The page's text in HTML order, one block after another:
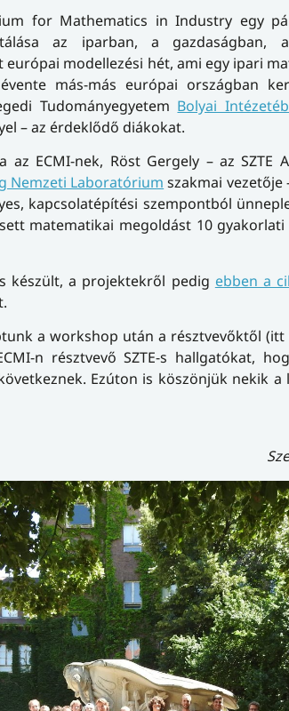
for Mathematics in Industry egy
az iparban, a gazdaságban,
európai modellezési hét, ami egy ipari
más-más európai országban
Tudományegyetem Bolyai
– az érdeklődő diákokat.
az ECMI-nek, Röst Gergely – az
Nemzeti Laboratórium szakmai vezetője
kapcsolatépítési szempontból
matematikai megoldást 10
készült, a projektekről pedig ebben a
a workshop után a résztvevőktől (itt
n résztvevő SZTE-s hallgatókat,
Ezúton is köszönjük nekik